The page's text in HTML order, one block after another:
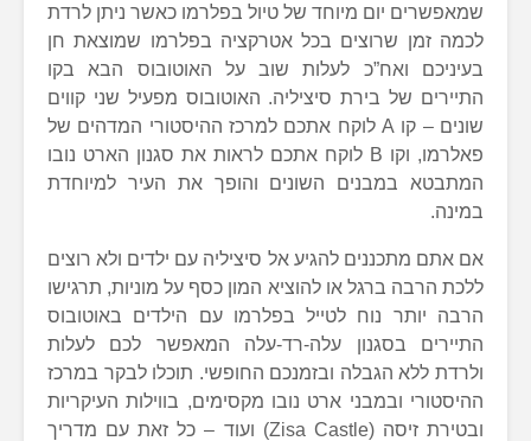
שמאפשרים יום מיוחד של טיול בפלרמו כאשר ניתן לרדת
לכמה זמן שרוצים בכל אטרקציה בפלרמו שמוצאת חן
בעיניכם ואח”כ לעלות שוב על האוטובוס הבא בקו
התיירים של בירת סיציליה. האוטובוס מפעיל שני קווים
שונים – קו A לוקח אתכם למרכז ההיסטורי המדהים של
פאלרמו, וקו B לוקח אתכם לראות את סגנון הארט נובו
המתבטא במבנים השונים והופך את העיר למיוחדת
במינה.
אם אתם מתכננים להגיע אל סיציליה עם ילדים ולא רוצים
ללכת הרבה ברגל או להוציא המון כסף על מוניות, תרגישו
הרבה יותר נוח לטייל בפלרמו עם הילדים באוטובוס
התיירים בסגנון עלה-רד-עלה המאפשר לכם לעלות
ולרדת ללא הגבלה ובזמנכם החופשי. תוכלו לבקר במרכז
ההיסטורי ובמבני ארט נובו מקסימים, בווילות העיקריות
ובטירת זיסה (Zisa Castle) ועוד – כל זאת עם מדריך